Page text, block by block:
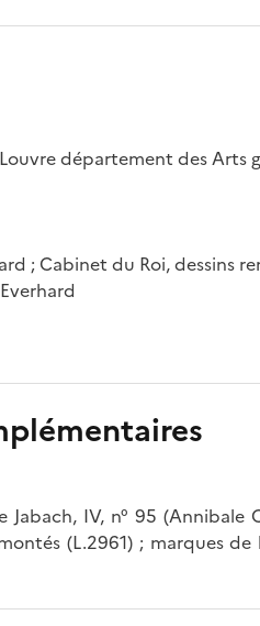
département des Arts
; Cabinet du Roi, dessins
Jabach, IV, n° 95
(L.2961) ; marques